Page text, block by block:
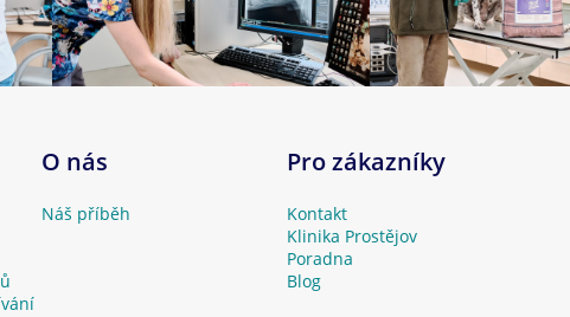
O nás
Náš příběh
Pro zákazníky
Kontakt
Klinika Prostějov
Poradna
Blog